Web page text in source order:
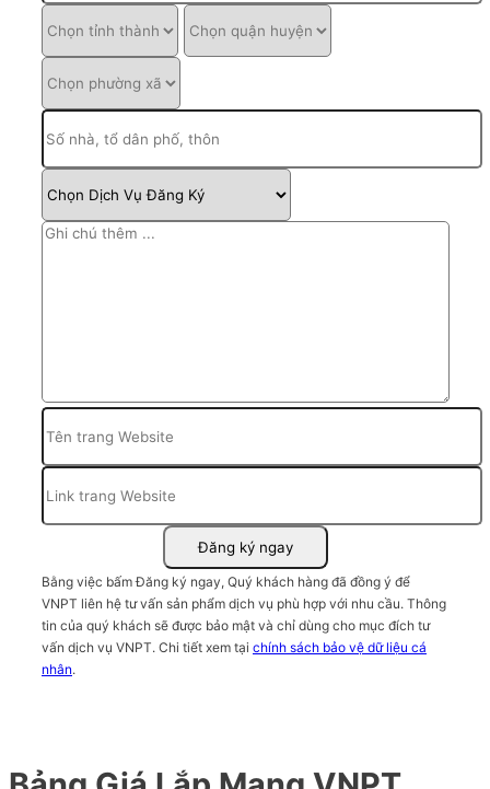
Bằng việc bấm Đăng ký ngay, Quý khách hàng đã đồng ý để
VNPT liên hệ tư vấn sản phẩm dịch vụ phù hợp với nhu cầu. Thông
tin của quý khách sẽ được bảo mật và chỉ dùng cho mục đích tư
vấn dịch vụ VNPT. Chi tiết xem tại chính sách bảo vệ dữ liệu cá
nhân.